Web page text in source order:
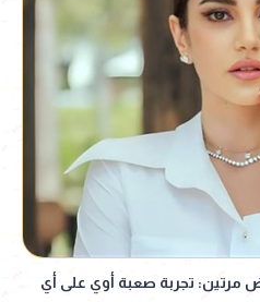
مرتين: تجربة صعبة أوي على أي